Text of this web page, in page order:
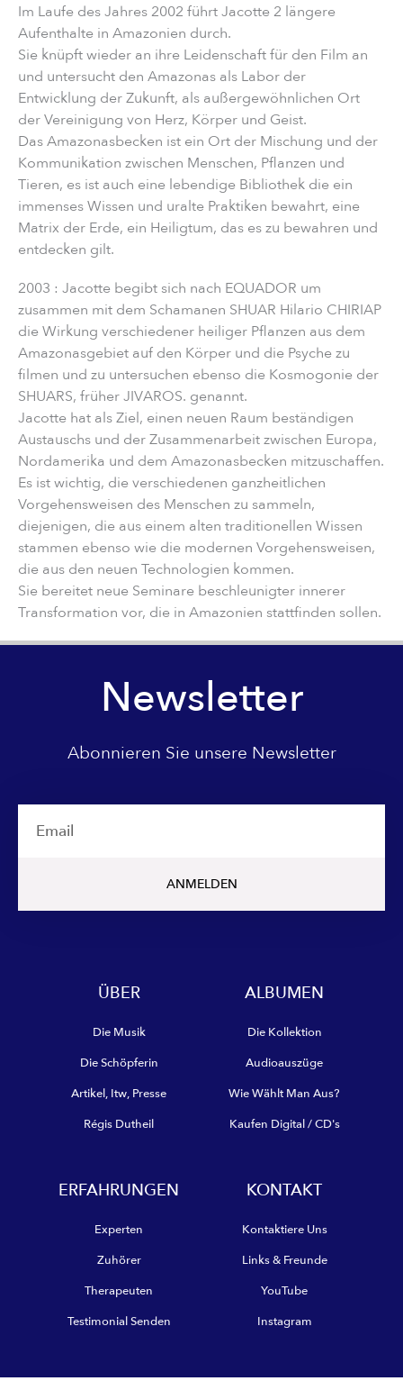
Im Laufe des Jahres 2002 führt Jacotte 2 längere
Aufenthalte in Amazonien durch.
Sie knüpft wieder an ihre Leidenschaft für den Film an
und untersucht den Amazonas als Labor der
Entwicklung der Zukunft, als außergewöhnlichen Ort
der Vereinigung von Herz, Körper und Geist.
Das Amazonasbecken ist ein Ort der Mischung und der
Kommunikation zwischen Menschen, Pflanzen und
Tieren, es ist auch eine lebendige Bibliothek die ein
immenses Wissen und uralte Praktiken bewahrt, eine
Matrix der Erde, ein Heiligtum, das es zu bewahren und
entdecken gilt.
2003 : Jacotte begibt sich nach EQUADOR um
zusammen mit dem Schamanen SHUAR Hilario CHIRIAP
die Wirkung verschiedener heiliger Pflanzen aus dem
Amazonasgebiet auf den Körper und die Psyche zu
filmen und zu untersuchen ebenso die Kosmogonie der
SHUARS, früher JIVAROS. genannt.
Jacotte hat als Ziel, einen neuen Raum beständigen
Austauschs und der Zusammenarbeit zwischen Europa,
Nordamerika und dem Amazonasbecken mitzuschaffen.
Es ist wichtig, die verschiedenen ganzheitlichen
Vorgehensweisen des Menschen zu sammeln,
diejenigen, die aus einem alten traditionellen Wissen
stammen ebenso wie die modernen Vorgehensweisen,
die aus den neuen Technologien kommen.
Sie bereitet neue Seminare beschleunigter innerer
Transformation vor, die in Amazonien stattfinden sollen.
Newsletter
Abonnieren Sie unsere Newsletter
ANMELDEN
ÜBER
Die Musik
Die Schöpferin
Artikel, Itw, Presse
Régis Dutheil
ALBUMEN
Die Kollektion
Audioauszüge
Wie Wählt Man Aus?
Kaufen Digital / CD's
ERFAHRUNGEN
Experten
Zuhörer
Therapeuten
Testimonial Senden
KONTAKT
Kontaktiere Uns
Links & Freunde
YouTube
Instagram